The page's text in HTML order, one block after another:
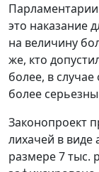
это наказание
на величину
же, кто
более, в
более
Законопроект
лихачей в
размере 7 тыс.